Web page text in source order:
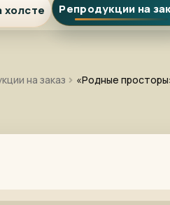
холсте Репродукции на
на заказ «Родные